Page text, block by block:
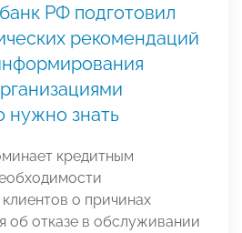
РФ подготовил
рекомендаций
нужно знать
кредитным
о причинах
об отказе в обслуживании